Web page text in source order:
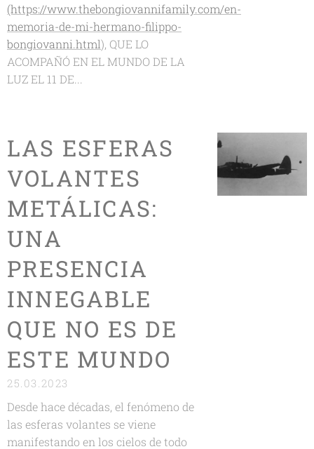
(https://www.thebongiovannifamily.com/en-
memoria-de-mi-hermano-filippo-
bongiovanni.html), QUE LO
ACOMPAÑÓ EN EL MUNDO DE LA
LUZ EL 11 DE...
LAS ESFERAS
VOLANTES
METÁLICAS:
UNA
PRESENCIA
INNEGABLE
QUE NO ES DE
ESTE MUNDO
25.03.2023
Desde hace décadas, el fenómeno de
las esferas volantes se viene
manifestando en los cielos de todo